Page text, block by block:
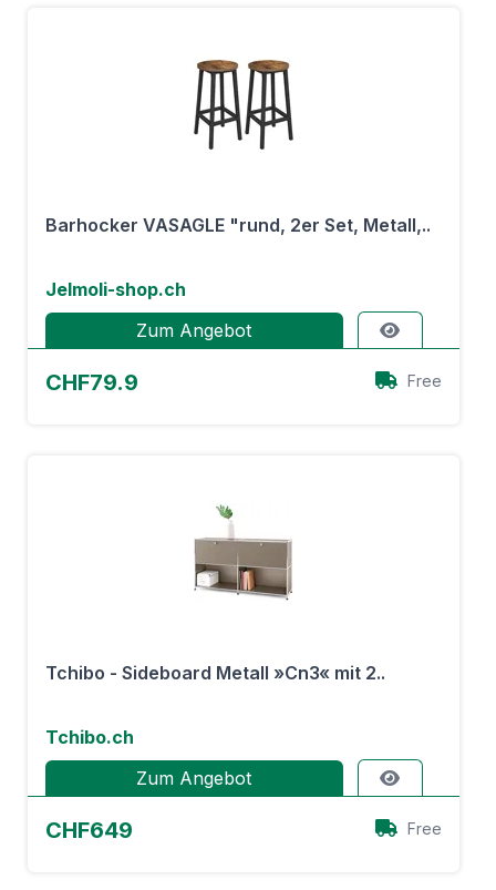
Barhocker VASAGLE "rund, 2er Set, Metall,..
Jelmoli-shop.ch
Zum Angebot
CHF79.9 Free
Tchibo - Sideboard Metall »Cn3« mit 2..
Tchibo.ch
Zum Angebot
CHF649 Free